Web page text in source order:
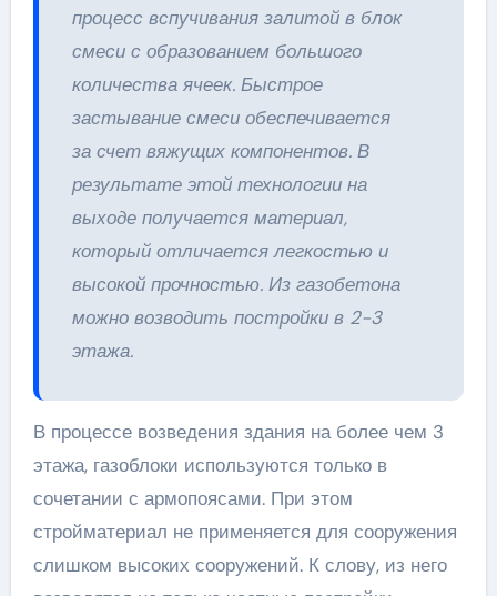
процесс вспучивания залитой в блок
смеси с образованием большого
количества ячеек. Быстрое
застывание смеси обеспечивается
за счет вяжущих компонентов. В
результате этой технологии на
выходе получается материал,
который отличается легкостью и
высокой прочностью. Из газобетона
можно возводить постройки в 2-3
этажа.
В процессе возведения здания на более чем 3
этажа, газоблоки используются только в
сочетании с армопоясами. При этом
стройматериал не применяется для сооружения
слишком высоких сооружений. К слову, из него